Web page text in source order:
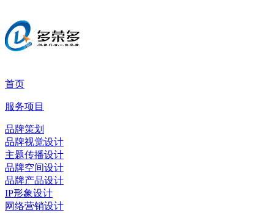
首页
服务项目
品牌策划
品牌视觉设计
主题传播设计
品牌空间设计
品牌产品设计
IP形象设计
网络营销设计